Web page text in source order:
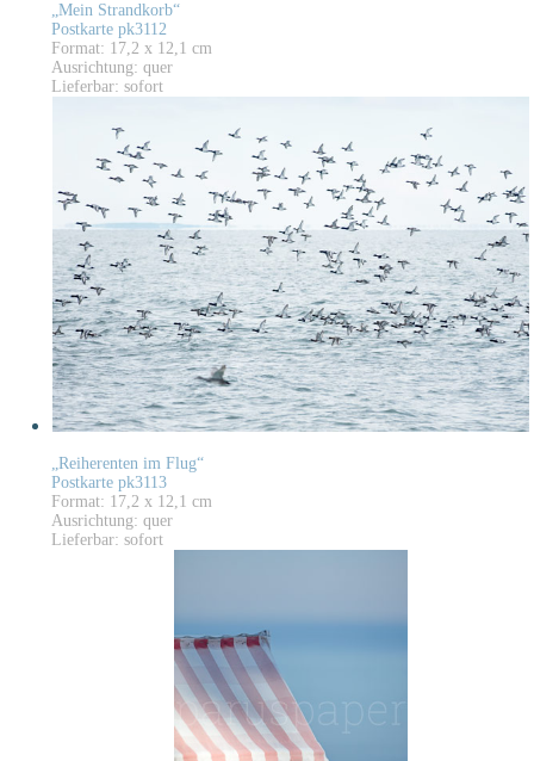
„Mein Strandkorb“
Postkarte pk3112
Format: 17,2 x 12,1 cm
Ausrichtung: quer
Lieferbar: sofort
„Reiherenten im Flug“
Postkarte pk3113
Format: 17,2 x 12,1 cm
Ausrichtung: quer
Lieferbar: sofort